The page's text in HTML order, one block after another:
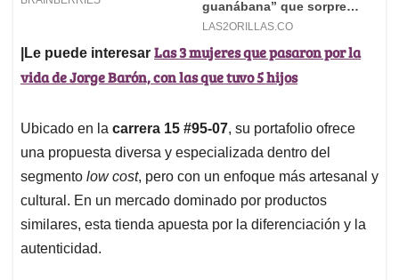
|Le puede interesar Las 3 mujeres que pasaron por la
vida de Jorge Barón, con las que tuvo 5 hijos
Ubicado en la carrera 15 #95-07, su portafolio ofrece
una propuesta diversa y especializada dentro del
segmento low cost, pero con un enfoque más artesanal y
cultural. En un mercado dominado por productos
similares, esta tienda apuesta por la diferenciación y la
autenticidad.